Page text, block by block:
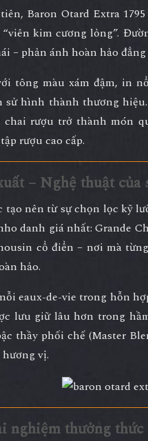
Baron Otard Extra 1795
kim cương lỏng”.
– phản ánh hoàn hảo
tông màu xám đậm, in
sử hình thành thương
rượu trở thành món
rượu cao cấp.
– Nghệ thuật của
tạo nên từsự chọn lọc kỹ
danh giá nhất:Grande
cổ điển – nơi mà
hảo.
eaux-de-vie trong hỗn
lưu giữ lâu hơn trong
thầy phối chế (Master
hương vị.
nghiệm thưởng thức